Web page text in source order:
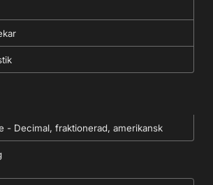
- Decimal, fraktionerad, amerikansk